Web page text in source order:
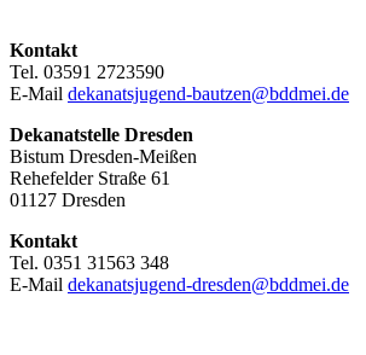
Kontakt
Tel. 03591 2723590
E-Mail dekanatsjugend-bautzen@bddmei.de
Dekanatstelle Dresden
Bistum Dresden-Meißen
Rehefelder Straße 61
01127 Dresden
Kontakt
Tel. 0351 31563 348
E-Mail dekanatsjugend-dresden@bddmei.de